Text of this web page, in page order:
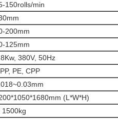
150rolls/min
200mm
125mm
380V, 50Hz
PE, CPP
(L*W*H)